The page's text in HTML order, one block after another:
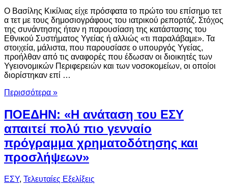
Ο Βασίλης Κικίλιας είχε πρόσφατα το πρώτο του επίσημο τετ
α τετ με τους δημοσιογράφους του ιατρικού ρεπορτάζ. Στόχος
της συνάντησης ήταν η παρουσίαση της κατάστασης του
Εθνικού Συστήματος Υγείας ή αλλιώς «τι παραλάβαμε». Τα
στοιχεία, μάλιστα, που παρουσίασε ο υπουργός Υγείας,
προήλθαν από τις αναφορές που έδωσαν οι διοικητές των
Υγειονομικών Περιφερειών και των νοσοκομείων, οι οποίοι
διορίστηκαν επί …
Περισσότερα »
ΠΟΕΔΗΝ: «Η ανάταση του ΕΣΥ
απαιτεί πολύ πιο γενναίο
πρόγραμμα χρηματοδότησης και
προσλήψεων»
ΕΣΥ, Τελευταίες Εξελίξεις